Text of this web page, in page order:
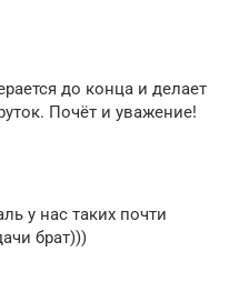
до конца и делает
Почёт и уважение!
у нас таких почти
брат)))